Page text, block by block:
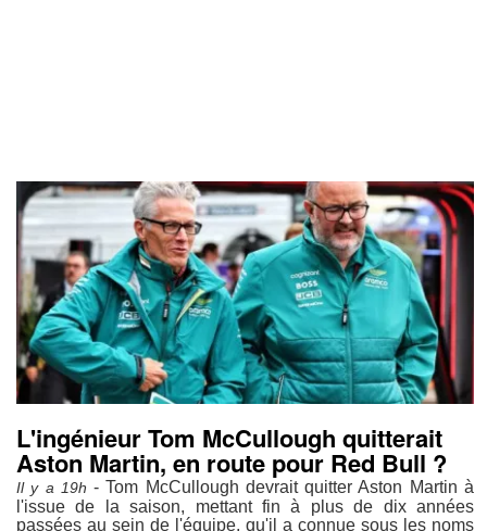
L'ingénieur Tom McCullough quitterait
Aston Martin, en route pour Red Bull ?
Il y a 19h - Tom McCullough devrait quitter Aston Martin à
l'issue de la saison, mettant fin à plus de dix années
passées au sein de l'équipe, qu'il a connue sous les noms